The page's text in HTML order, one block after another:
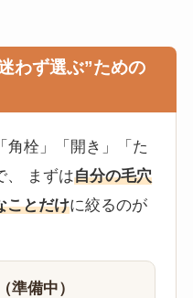
わず選ぶ”ための
角栓」「開き」「た
、 まずは自分の毛穴
ことだけに絞るのが
準備中）